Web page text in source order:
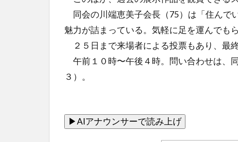
同会の川端恵美子会長（75）は「住んで
魅力が詰まっている。気軽に足を運んでも
２５日まで来場者による投票もあり、最
午前１０時〜午後４時。問い合わせは、
３）。